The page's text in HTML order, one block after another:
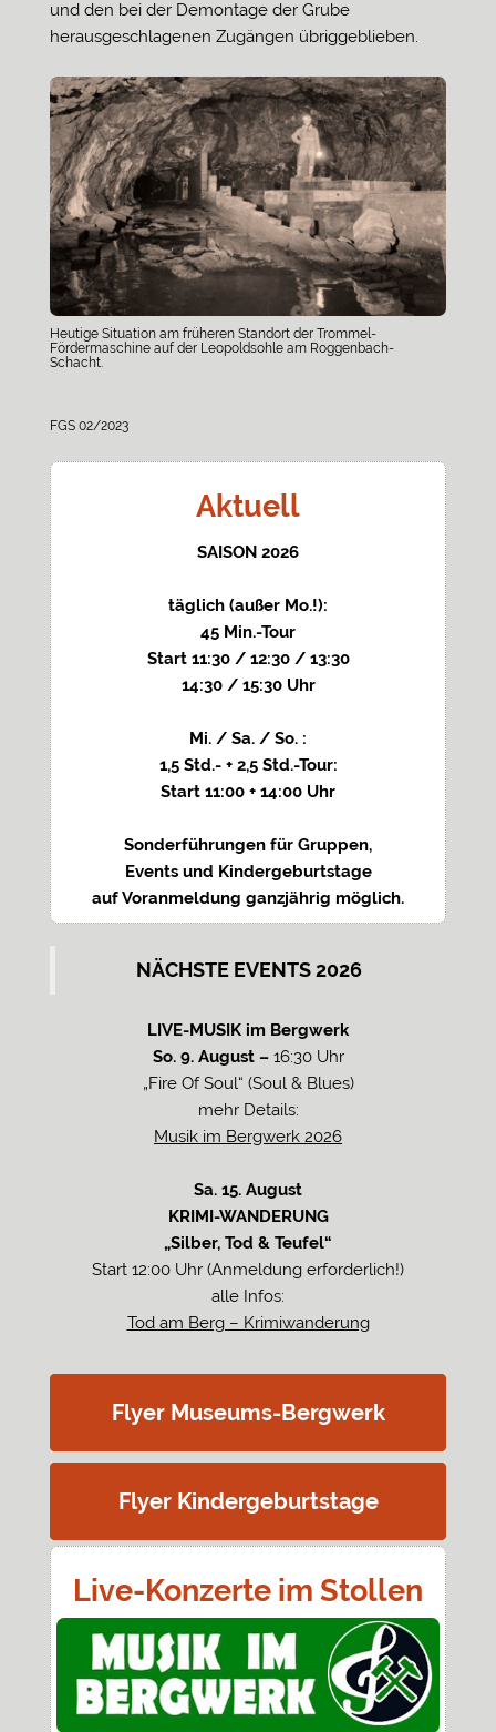
und den bei der Demontage der Grube
herausgeschlagenen Zugängen übriggeblieben.
Heutige Situation am früheren Standort der Trommel-
Fördermaschine auf der Leopoldsohle am Roggenbach-
Schacht.
FGS 02/2023
Aktuell
SAISON 2026
täglich (außer Mo.!):
45 Min.-Tour
Start 11:30 / 12:30 / 13:30
14:30 / 15:30 Uhr
Mi. / Sa. / So. :
1,5 Std.- + 2,5 Std.-Tour:
Start 11:00 + 14:00 Uhr
Sonderführungen für Gruppen,
Events und Kindergeburtstage
auf Voranmeldung ganzjährig möglich.
NÄCHSTE EVENTS 2026
LIVE-MUSIK im Bergwerk
So. 9. August – 16:30 Uhr
„Fire Of Soul“ (Soul & Blues)
mehr Details:
Musik im Bergwerk 2026
Sa. 15. August
KRIMI-WANDERUNG
„Silber, Tod & Teufel“
Start 12:00 Uhr (Anmeldung erforderlich!)
alle Infos:
Tod am Berg – Krimiwanderung
Flyer Museums-Bergwerk
Flyer Kindergeburtstage
Live-Konzerte im Stollen